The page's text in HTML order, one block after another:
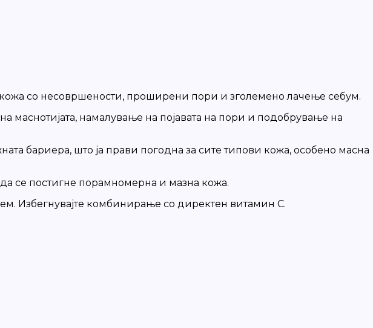
кожа со несовршености, проширени пори и зголемено лачење себум.
намалување на појавата на пори и подобрување на
бариера, што ја прави погодна за сите типови кожа, особено масна
се постигне порамномерна и мазна кожа.
Избегнувајте комбинирање со директен витамин C.